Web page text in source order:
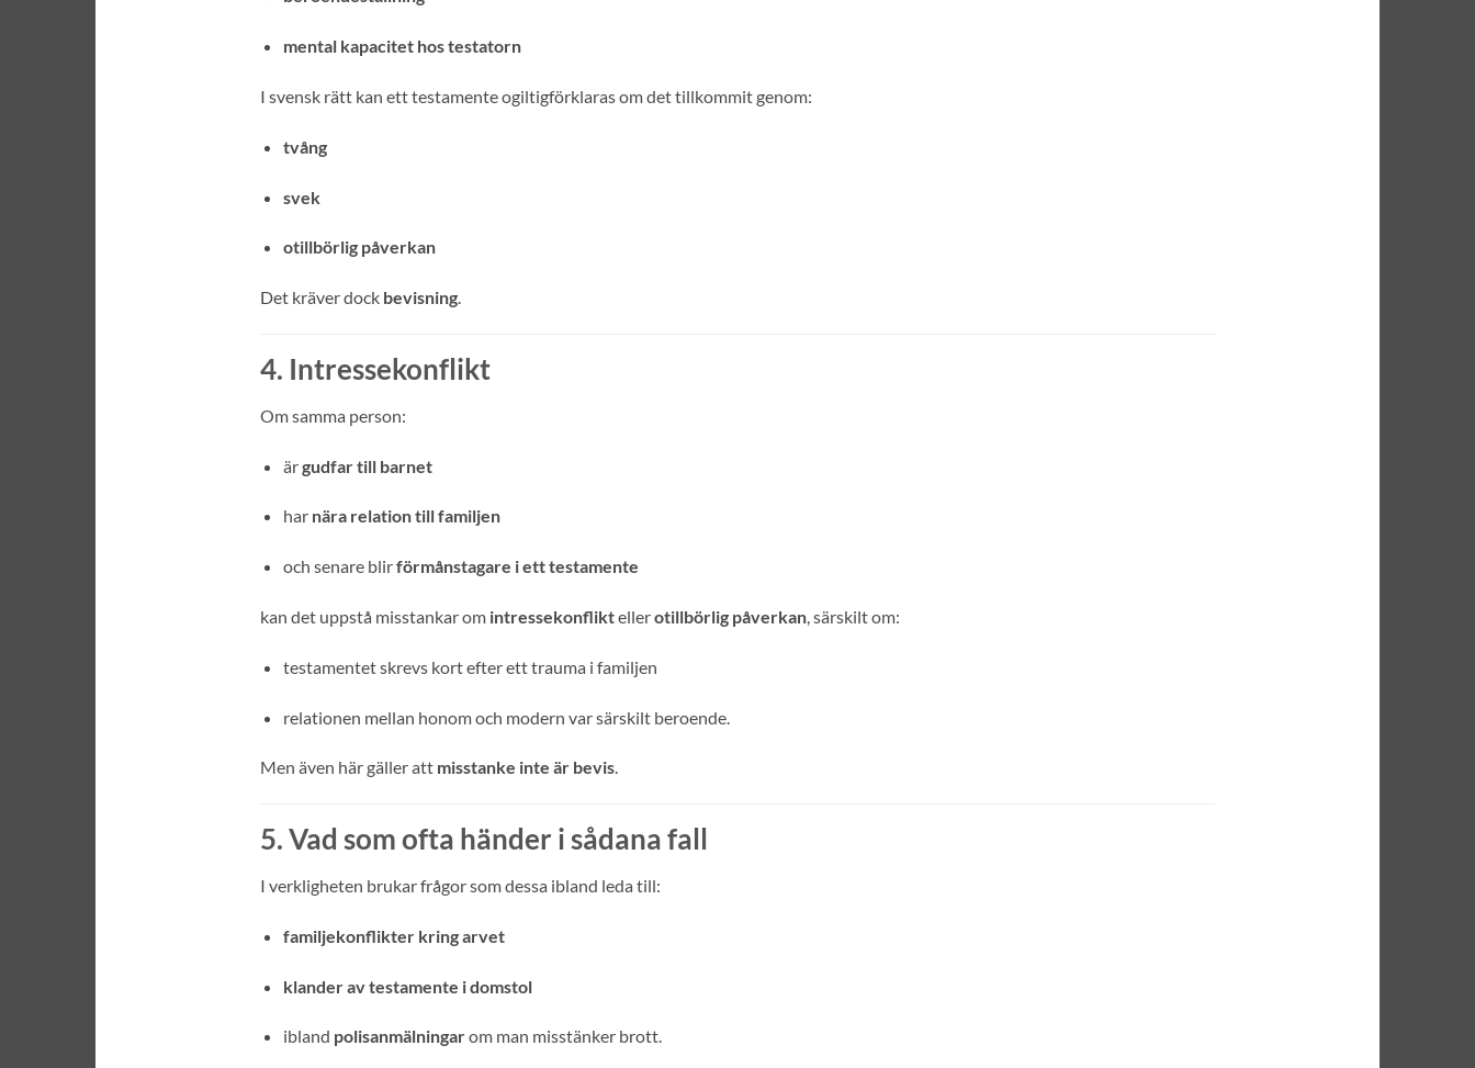
mental kapacitet hos testatorn
I svensk rätt kan ett testamente ogiltigförklaras om det tillkommit genom:
tvång
svek
otillbörlig påverkan
Det kräver dock bevisning.
4. Intressekonflikt
Om samma person:
ärgudfar till barnet
har nära relation till familjen
och senare blirförmånstagare i ett testamente
kan det uppstå misstankar om intressekonfliktellerotillbörlig påverkan, särskilt om:
testamentet skrevs kort efter ett trauma i familjen
relationen mellan honom och modern var särskilt beroende.
Men även här gäller att misstanke inte är bevis.
5. Vad som ofta händer i sådana fall
I verkligheten brukar frågor som dessa ibland leda till:
familjekonflikter kring arvet
klander av testamente i domstol
ibland polisanmälningarom man misstänker brott.